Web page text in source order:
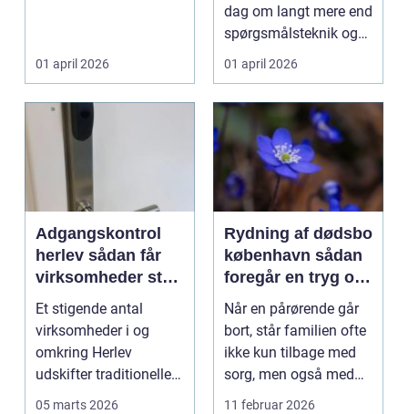
01 april 2026
dag om langt mere end
spørgsmålsteknik og
målstyring. I mange
organ...
01 april 2026
Adgangskontrol
herlev sådan får
virksomheder styr
på nøgler,
sikkerhed og
overblik
Et stigende antal
virksomheder i og
omkring Herlev
udskifter traditionelle
nøgler med intelligente
05 marts 2026
Rydning af dødsbo
københavn sådan
foregår en tryg og
professionel
proces
Når en pårørende går
bort, står familien ofte
ikke kun tilbage med
sorg, men også med
en praktisk op...
11 februar 2026